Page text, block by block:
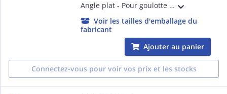
Angle plat - Pour goulotte de distribution Viadis 40x25mm - PVC Blanc Artic
Voir les tailles d'emballage du
fabricant
Ajouter au panier
Connectez-vous pour voir vos prix et les stocks